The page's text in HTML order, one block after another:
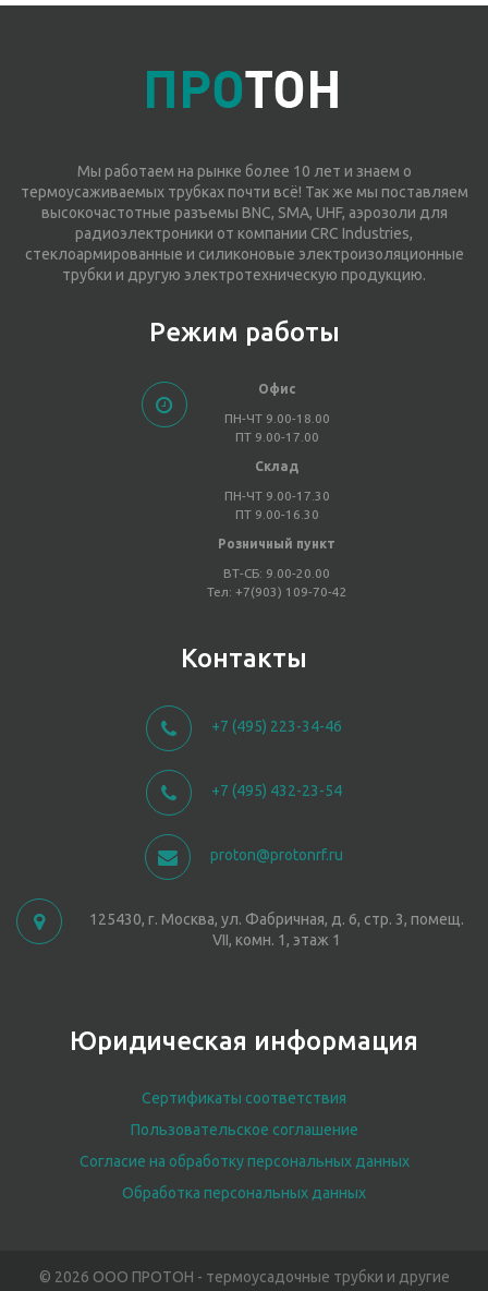
Мы работаем на рынке более 10 лет и знаем о
термоусаживаемых трубках почти всё! Так же мы поставляем
высокочастотные разъемы BNC, SMA, UHF, аэрозоли для
радиоэлектроники от компании CRC Industries,
стеклоармированные и силиконовые электроизоляционные
трубки и другую электротехническую продукцию.
Режим работы
Офис
ПН-ЧТ 9.00-18.00
ПТ 9.00-17.00
Склад
ПН-ЧТ 9.00-17.30
ПТ 9.00-16.30
Розничный пункт
ВТ-СБ: 9.00-20.00
Тел: +7(903) 109-70-42
Контакты
+7 (495) 223-34-46
+7 (495) 432-23-54
proton@protonrf.ru
125430, г. Москва, ул. Фабричная, д. 6, стр. 3, помещ.
VII, комн. 1, этаж 1
Юридическая информация
Сертификаты соответствия
Пользовательское соглашение
Согласие на обработку персональных данных
Обработка персональных данных
© 2026 ООО ПРОТОН - термоусадочные трубки и другие